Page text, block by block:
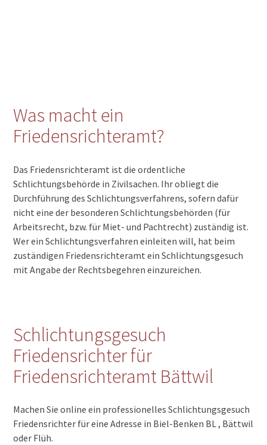
Was macht ein
Friedensrichteramt?
Das Friedensrichteramt ist die ordentliche
Schlichtungsbehörde in Zivilsachen. Ihr obliegt die
Durchführung des Schlichtungsverfahrens, sofern dafür
nicht eine der besonderen Schlichtungsbehörden (für
Arbeitsrecht, bzw. für Miet- und Pachtrecht) zuständig ist.
Wer ein Schlichtungsverfahren einleiten will, hat beim
zuständigen Friedensrichteramt ein Schlichtungsgesuch
mit Angabe der Rechtsbegehren einzureichen.
Schlichtungsgesuch
Friedensrichter für
Friedensrichteramt Bättwil
Machen Sie online ein professionelles Schlichtungsgesuch
Friedensrichter für eine Adresse in Biel-Benken BL , Bättwil
oder Flüh.